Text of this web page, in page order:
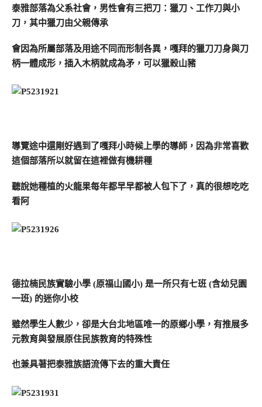
泰雅部落為父系社會，男性會有三把刀：獵刀、工作刀與小
刀，其中獵刀由父親傳承
會因為所屬部落及用途不同而形制各異，嘎拜的獵刀刀身與刀
柄一體成形，插入木柄就成為矛，可以獵殺山豬
導覽途中還剛好遇到了嘎拜小時候上學的導師，因為非常喜歡
這個部落所以就留在這裡做有機耕種
聽說她種植的火龍果每年都早早都被人包下了，真的很想吃吃
看阿
德拉楠民族實驗小學 (原福山國小) 是一所只有七班 (含幼兒園
一班) 的迷你小校
雖然學生人數少，卻是大台北地區唯一的原鄉小學，有推展多
元教育與發展原住民族教育的特殊性
也兼具著把泰雅族語流傳下去的重大責任